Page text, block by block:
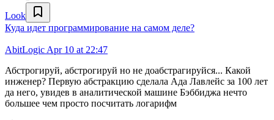
Look
Куда идет программирование на самом деле?
AbitLogic Apr 10 at 22:47
Абстрогируй, абстрогируй но не доабстрагируйся... Какой
инженер? Первую абстракцию сделала Ада Лавлейс за 100 лет
да него, увидев в аналитической машине Бэббиджа нечто
большее чем просто посчитать логарифм